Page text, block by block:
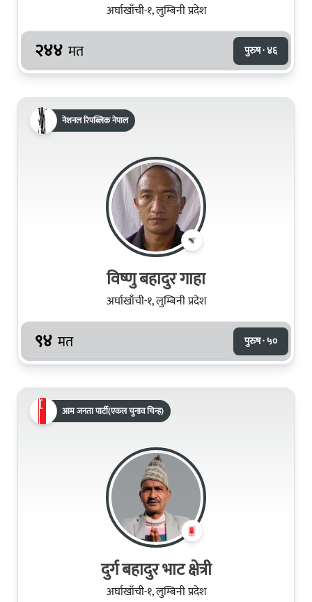
अर्घाखाँची-१, लुम्बिनी प्रदेश
२४४ मत पुरुष · ४६
नेशनल रिपब्लिक नेपाल
विष्णु बहादुर गाहा
अर्घाखाँची-१, लुम्बिनी प्रदेश
९४ मत पुरुष · ५०
आम जनता पार्टी(एकल चुनाव चिन्ह)
दुर्ग बहादुर भाट क्षेत्री
अर्घाखाँची-१, लुम्बिनी प्रदेश